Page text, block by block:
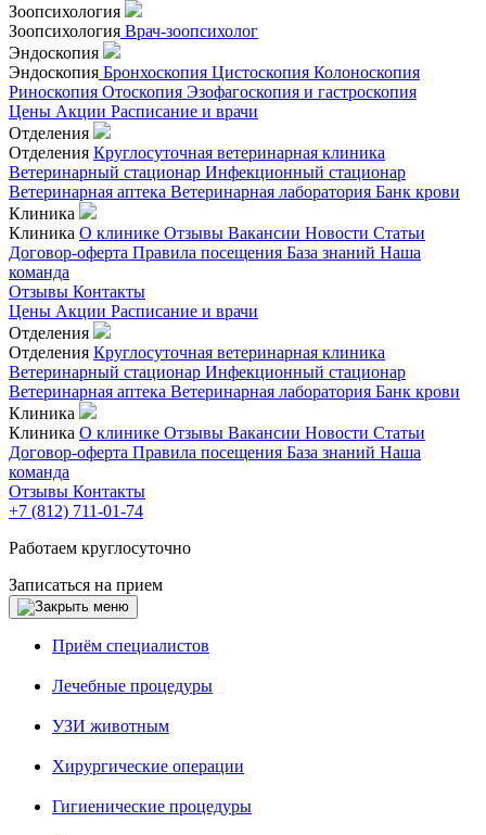
Зоопсихология
Зоопсихология Врач-зоопсихолог
Эндоскопия
Эндоскопия Бронхоскопия Цистоскопия Колоноскопия
Риноскопия Отоскопия Эзофагоскопия и гастроскопия
Цены Акции Расписание и врачи
Отделения
Отделения Круглосуточная ветеринарная клиника
Ветеринарный стационар Инфекционный стационар
Ветеринарная аптека Ветеринарная лаборатория Банк крови
Клиника
Клиника О клинике Отзывы Вакансии Новости Статьи
Договор-оферта Правила посещения База знаний Наша
команда
Отзывы Контакты
Цены Акции Расписание и врачи
Отделения
Отделения Круглосуточная ветеринарная клиника
Ветеринарный стационар Инфекционный стационар
Ветеринарная аптека Ветеринарная лаборатория Банк крови
Клиника
Клиника О клинике Отзывы Вакансии Новости Статьи
Договор-оферта Правила посещения База знаний Наша
команда
Отзывы Контакты
+7 (812) 711-01-74
Работаем круглосуточно
Записаться на прием
Приём специалистов
Лечебные процедуры
УЗИ животным
Хирургические операции
Гигиенические процедуры